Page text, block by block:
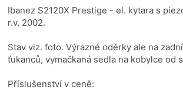
Ibanez S2120X Prestige - el. kytara s
r.v. 2002.
Stav viz. foto. Výrazné oděrky ale na
ťukanců, vymačkaná sedla na kobylce od
Příslušenství v ceně: